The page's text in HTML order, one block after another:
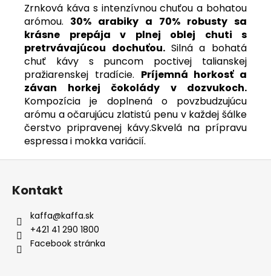
Zrnková káva s intenzívnou chuťou a bohatou
arómou. 30% arabiky a 70% robusty sa
krásne prepája v plnej oblej chuti s
pretrvávajúcou dochuťou. Silná a bohatá
chuť kávy s puncom poctivej talianskej
pražiarenskej tradície. Príjemná horkosť a
závan horkej čokolády v dozvukoch.
Kompozícia je doplnená o povzbudzujúcu
arómu a očarujúcu zlatistú penu v každej šálke
čerstvo pripravenej kávy.Skvelá na prípravu
espressa i mokka variácií.
Z
Kontakt
kaffa@kaffa.sk
+421 41 290 1800
Facebook stránka